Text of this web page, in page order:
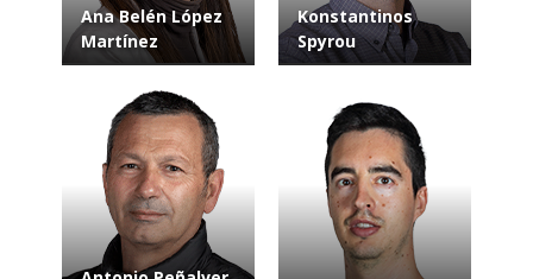
Ana Belén López
Martínez
Konstantinos
Spyrou